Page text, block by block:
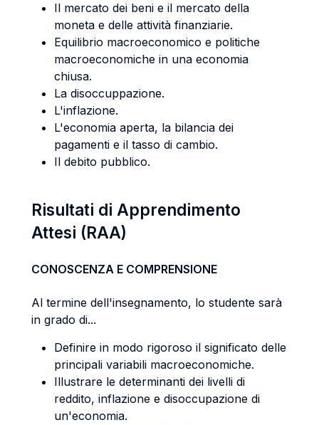
Il mercato dei beni e il mercato della
moneta e delle attività finanziarie.
Equilibrio macroeconomico e politiche
macroeconomiche in una economia
chiusa.
La disoccuppazione.
L'inflazione.
L'economia aperta, la bilancia dei
pagamenti e il tasso di cambio.
Il debito pubblico.
Risultati di Apprendimento
Attesi (RAA)
CONOSCENZA E COMPRENSIONE
Al termine dell'insegnamento, lo studente sarà
in grado di...
Definire in modo rigoroso il significato delle
principali variabili macroeconomiche.
Illustrare le determinanti dei livelli di
reddito, inflazione e disoccupazione di
un'economia.